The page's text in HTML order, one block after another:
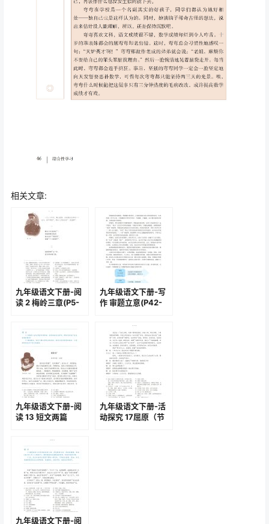
相关文章:
九年级语文下册-阅
读 2 梅岭三章(P5-
九年级语文下册-写
作 审题立意(P42-
九年级语文下册-阅
读 13 短文两篇
九年级语文下册-活
动探究 17屈原（节
九年级语文下册-阅